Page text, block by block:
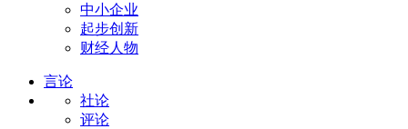
中小企业
起步创新
财经人物
言论
社论
评论